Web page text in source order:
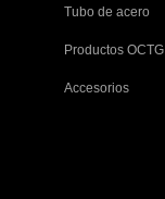
Tubo de acero
Productos OCTG
Accesorios